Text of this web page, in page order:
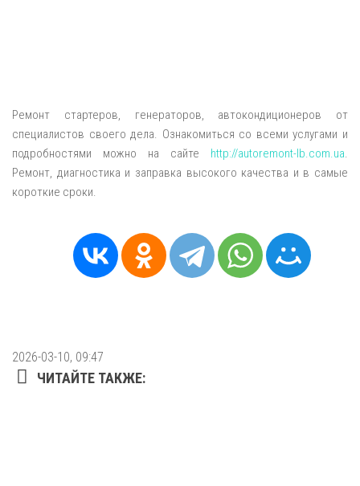
Ремонт стартеров, генераторов, автокондиционеров от
специалистов своего дела. Ознакомиться со всеми услугами и
подробностями можно на сайте http://autoremont-lb.com.ua.
Ремонт, диагностика и заправка высокого качества и в самые
короткие сроки.
2026-03-10, 09:47
ЧИТАЙТЕ ТАКЖЕ: